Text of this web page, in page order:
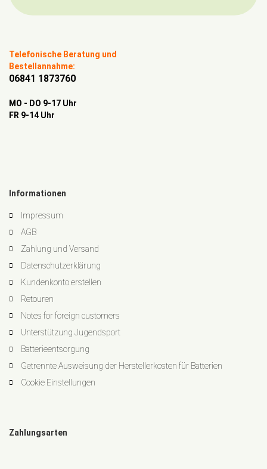
Telefonische Beratung und
Bestellannahme:
06841 1873760
MO - DO 9-17 Uhr
FR 9-14 Uhr
Informationen
Impressum
AGB
Zahlung und Versand
Datenschutzerklärung
Kundenkonto erstellen
Retouren
Notes for foreign customers
Unterstützung Jugendsport
Batterieentsorgung
Getrennte Ausweisung der Herstellerkosten für Batterien
Cookie Einstellungen
Zahlungsarten